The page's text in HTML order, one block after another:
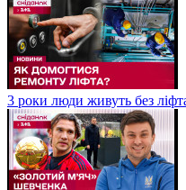
3 роки люди живуть без